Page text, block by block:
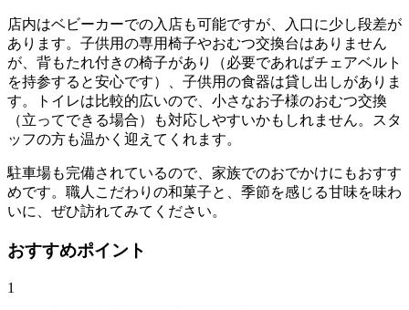
店内はベビーカーでの入店も可能ですが、入口に少し段差が
あります。子供用の専用椅子やおむつ交換台はありません
が、背もたれ付きの椅子があり（必要であればチェアベルト
を持参すると安心です）、子供用の食器は貸し出しがありま
す。トイレは比較的広いので、小さなお子様のおむつ交換
（立ってできる場合）も対応しやすいかもしれません。スタ
ッフの方も温かく迎えてくれます。
駐車場も完備されているので、家族でのおでかけにもおすす
めです。職人こだわりの和菓子と、季節を感じる甘味を味わ
いに、ぜひ訪れてみてください。
おすすめポイント
1